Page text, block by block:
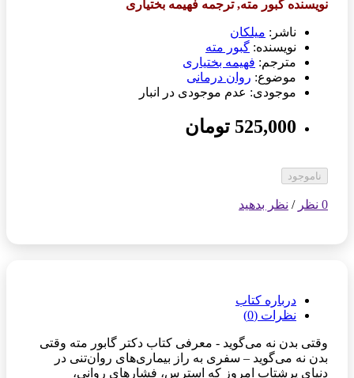
نویسنده گبور مته, ترجمه فهیمه بختیاری
ناشر: میلکان
نویسنده: گبور مته
مترجم: فهیمه بختیاری
موضوع: روان درمانی
موجودی: عدم موجودی در انبار
525,000 تومان
ناموجود
0 نظر / نظر بدهید
درباره کتاب
نظرات (0)
وقتی بدن نه می‌گوید - معرفی کتاب دکتر گابور مته وقتی
بدن نه می‌گوید – سفری به راز بیماری‌های روان‌تنی در
دنیای پرشتاب امروز که استرس، فشارهای روانی،